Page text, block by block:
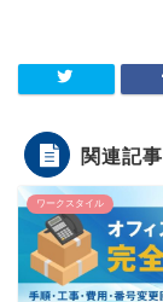
関連記事
ワークスタイル